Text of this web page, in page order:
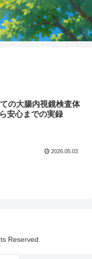
の大腸内視鏡検査体
安心までの実録
2026.05.03
Reserved.